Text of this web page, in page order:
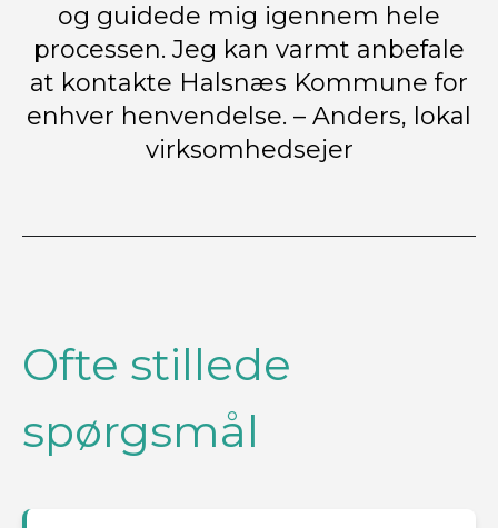
og guidede mig igennem hele
processen. Jeg kan varmt anbefale
at kontakte Halsnæs Kommune for
enhver henvendelse. – Anders, lokal
virksomhedsejer
Ofte stillede
spørgsmål